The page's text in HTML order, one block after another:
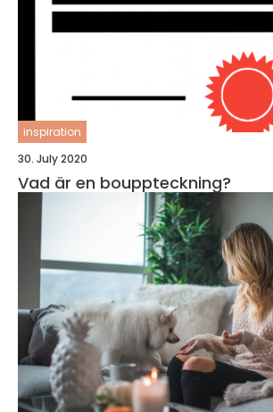
inspiration
30. July 2020
Vad är en bouppteckning?